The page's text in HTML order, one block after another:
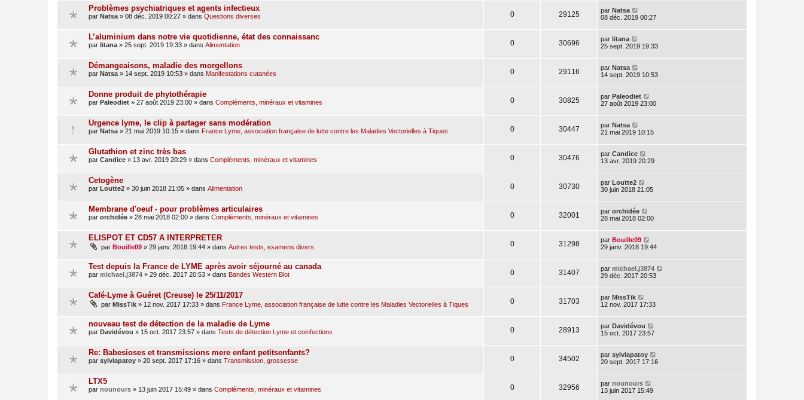
Problèmes psychiatriques et agents infectieux
par Natsa » 08 déc. 2019 00:27 » dans Questions diverses 0 29125 par Natsa
08 déc. 2019 00:27
L’aluminium dans notre vie quotidienne, état des connaissanc
par litana » 25 sept. 2019 19:33 » dans Alimentation 0 30696 par litana
25 sept. 2019 19:33
Démangeaisons, maladie des morgellons
par Natsa » 14 sept. 2019 10:53 » dans Manifestations cutanées 0 29116 par Natsa
14 sept. 2019 10:53
Donne produit de phytothérapie
par Paleodiet » 27 août 2019 23:00 » dans Compléments, minéraux et vitamines 0 30825 par Paleodiet
27 août 2019 23:00
Urgence lyme, le clip à partager sans modération
par Natsa » 21 mai 2019 10:15 » dans France Lyme, association française de lutte contre les Maladies Vectorielles à Tiques 0 30447 par Natsa
21 mai 2019 10:15
Glutathion et zinc très bas
par Candice » 13 avr. 2019 20:29 » dans Compléments, minéraux et vitamines 0 30476 par Candice
13 avr. 2019 20:29
Cetogène
par Loutte2 » 30 juin 2018 21:05 » dans Alimentation 0 30730 par Loutte2
30 juin 2018 21:05
Membrane d'oeuf - pour problèmes articulaires
par orchidée » 28 mai 2018 02:00 » dans Compléments, minéraux et vitamines 0 32001 par orchidée
28 mai 2018 02:00
ELISPOT ET CD57 A INTERPRETER
par Bouille09 » 29 janv. 2018 19:44 » dans Autres tests, examens divers 0 31298 par Bouille09
29 janv. 2018 19:44
Test depuis la France de LYME après avoir séjourné au canada
par michael.j3874 » 29 déc. 2017 20:53 » dans Bandes Western Blot 0 31407 par michael.j3874
29 déc. 2017 20:53
Café-Lyme à Guéret (Creuse) le 25/11/2017
par MissTik » 12 nov. 2017 17:33 » dans France Lyme, association française de lutte contre les Maladies Vectorielles à Tiques 0 31703 par MissTik
12 nov. 2017 17:33
nouveau test de détection de la maladie de Lyme
par Davidévou » 15 oct. 2017 23:57 » dans Tests de détection Lyme et coinfections 0 28913 par Davidévou
15 oct. 2017 23:57
Re: Babesioses et transmissions mere enfant petitsenfants?
par sylviapatoy » 20 sept. 2017 17:16 » dans Transmission, grossesse 0 34502 par sylviapatoy
20 sept. 2017 17:16
LTX5
par nounours » 13 juin 2017 15:49 » dans Compléments, minéraux et vitamines 0 32956 par nounours
13 juin 2017 15:49